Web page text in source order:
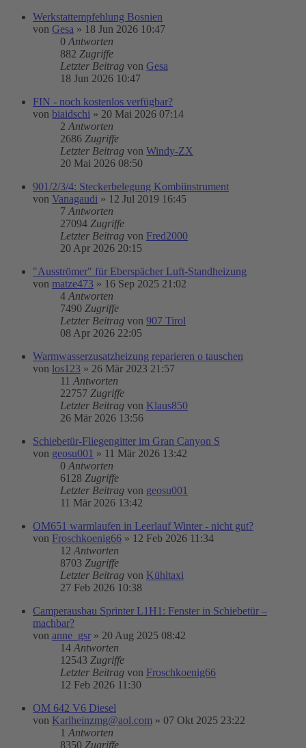
Werkstattempfehlung Bosnien
von Gesa » 18 Jun 2026 10:47
0 Antworten
882 Zugriffe
Letzter Beitrag von Gesa
18 Jun 2026 10:47
FIN - noch kostenlos verfügbar?
von biaidschi » 20 Mai 2026 07:14
2 Antworten
2686 Zugriffe
Letzter Beitrag von Windy-ZX
20 Mai 2026 08:50
901/2/3/4: Steckerbelegung Kombiinstrument
von Vanagaudi » 12 Jul 2019 16:45
7 Antworten
27094 Zugriffe
Letzter Beitrag von Fred2000
20 Apr 2026 20:15
"Ausströmer" für Eberspächer Luft-Standheizung
von matze473 » 16 Sep 2025 21:02
4 Antworten
7490 Zugriffe
Letzter Beitrag von 907 Tirol
08 Apr 2026 22:05
Warmwasserzusatzheizung reparieren o tauschen
von los123 » 26 Mär 2023 21:57
11 Antworten
22757 Zugriffe
Letzter Beitrag von Klaus850
26 Mär 2026 13:56
Schiebetür-Fliegengitter im Gran Canyon S
von geosu001 » 11 Mär 2026 13:42
0 Antworten
6128 Zugriffe
Letzter Beitrag von geosu001
11 Mär 2026 13:42
OM651 warmlaufen in Leerlauf Winter - nicht gut?
von Froschkoenig66 » 12 Feb 2026 11:34
12 Antworten
8703 Zugriffe
Letzter Beitrag von Kühltaxi
27 Feb 2026 10:38
Camperausbau Sprinter L1H1: Fenster in Schiebetür –
machbar?
von anne_gsr » 20 Aug 2025 08:42
14 Antworten
12543 Zugriffe
Letzter Beitrag von Froschkoenig66
12 Feb 2026 11:30
OM 642 V6 Diesel
von Karlheinzmg@aol.com » 07 Okt 2025 23:22
1 Antworten
8350 Zugriffe